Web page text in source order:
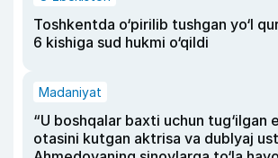
Toshkentda o‘pirilib tushgan yo‘l
6 kishiga sud hukmi o‘qildi
Madaniyat
“U boshqalar baxti uchun tug‘ilgan
otasini kutgan aktrisa va dublyaj